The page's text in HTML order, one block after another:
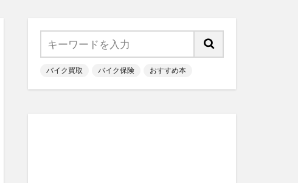
バイク買取 バイク保険 おすすめ本